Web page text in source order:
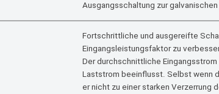
Ausgangsschaltung zur
Fortschrittliche und ausgereifte
Eingangsleistungsfaktor zu
Der durchschnittliche
Laststrom beeinflusst. Selbst wenn
er nicht zu einer starken Verzerrung